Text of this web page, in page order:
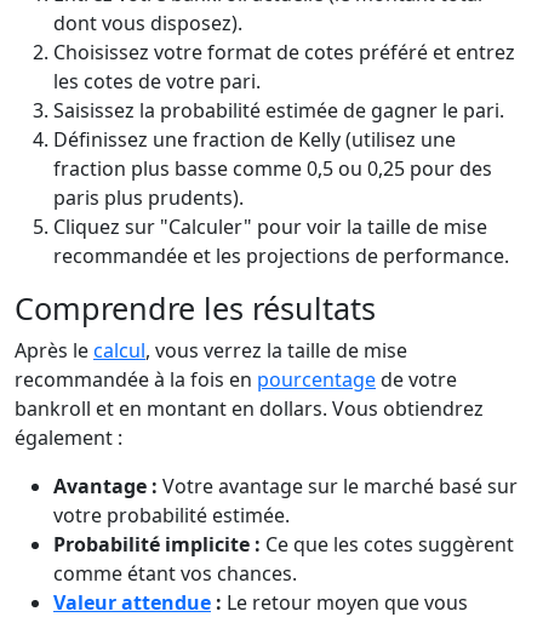
dont vous disposez).
Choisissez votre format de cotes préféré et entrez
les cotes de votre pari.
Saisissez la probabilité estimée de gagner le pari.
Définissez une fraction de Kelly (utilisez une
fraction plus basse comme 0,5 ou 0,25 pour des
paris plus prudents).
Cliquez sur "Calculer" pour voir la taille de mise
recommandée et les projections de performance.
Comprendre les résultats
Après lecalcul, vous verrez la taille de mise
recommandée à la fois en pourcentagede votre
bankroll et en montant en dollars. Vous obtiendrez
également :
Avantage : Votre avantage sur le marché basé sur
votre probabilité estimée.
Probabilité implicite : Ce que les cotes suggèrent
comme étant vos chances.
Valeur attendue : Le retour moyen que vous